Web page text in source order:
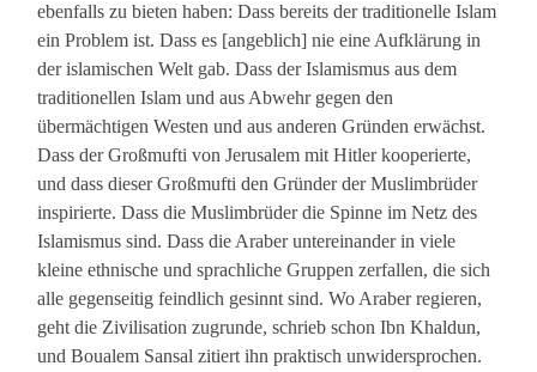
ebenfalls zu bieten haben: Dass bereits der traditionelle Islam
ein Problem ist. Dass es [angeblich] nie eine Aufklärung in
der islamischen Welt gab. Dass der Islamismus aus dem
traditionellen Islam und aus Abwehr gegen den
übermächtigen Westen und aus anderen Gründen erwächst.
Dass der Großmufti von Jerusalem mit Hitler kooperierte,
und dass dieser Großmufti den Gründer der Muslimbrüder
inspirierte. Dass die Muslimbrüder die Spinne im Netz des
Islamismus sind. Dass die Araber untereinander in viele
kleine ethnische und sprachliche Gruppen zerfallen, die sich
alle gegenseitig feindlich gesinnt sind. Wo Araber regieren,
geht die Zivilisation zugrunde, schrieb schon Ibn Khaldun,
und Boualem Sansal zitiert ihn praktisch unwidersprochen.